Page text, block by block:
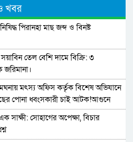
খবর
পিরানহা মাছ জব্দ ও বিনষ্ট
তেল বেশি দামে বিক্রি: ৩
জরিমানা।
মৎস্য অফিস কর্তৃক বিশেষ অভিযানে
পোনা ধ্বংসকারী চাই আটক!আগুনে
সাক্ষী: সোহাগের অপেক্ষা, বিচার